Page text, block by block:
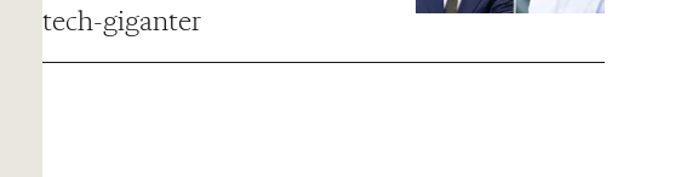
tech-giganter